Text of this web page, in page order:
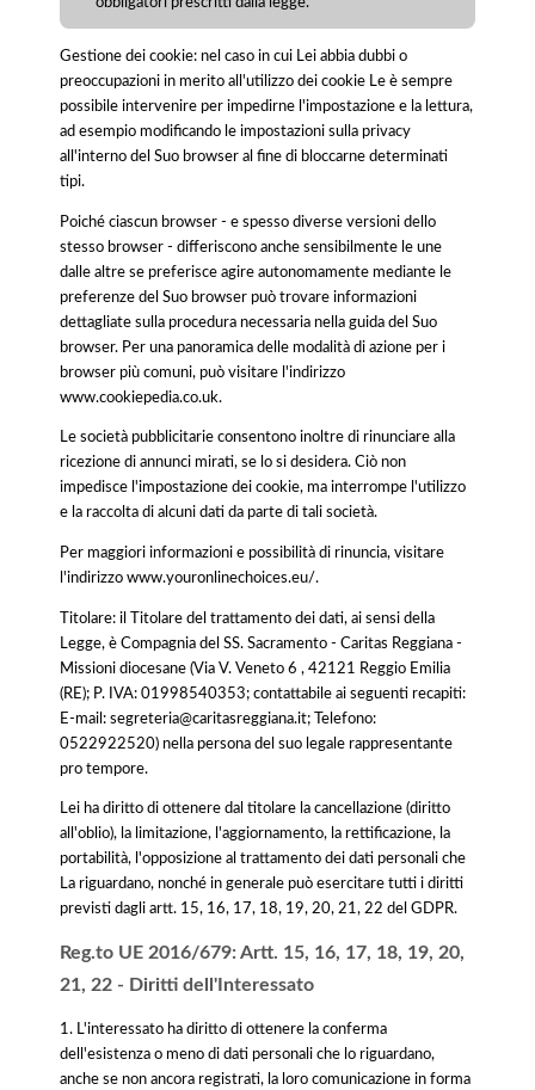
Gestione dei cookie: nel caso in cui Lei abbia dubbi o
preoccupazioni in merito all'utilizzo dei cookie Le è sempre
possibile intervenire per impedirne l'impostazione e la lettura,
ad esempio modificando le impostazioni sulla privacy
all'interno del Suo browser al fine di bloccarne determinati
tipi.
Poiché ciascun browser - e spesso diverse versioni dello
stesso browser - differiscono anche sensibilmente le une
dalle altre se preferisce agire autonomamente mediante le
preferenze del Suo browser può trovare informazioni
dettagliate sulla procedura necessaria nella guida del Suo
browser. Per una panoramica delle modalità di azione per i
browser più comuni, può visitare l'indirizzo
www.cookiepedia.co.uk.
Le società pubblicitarie consentono inoltre di rinunciare alla
ricezione di annunci mirati, se lo si desidera. Ciò non
impedisce l'impostazione dei cookie, ma interrompe l'utilizzo
e la raccolta di alcuni dati da parte di tali società.
Per maggiori informazioni e possibilità di rinuncia, visitare
l'indirizzo www.youronlinechoices.eu/.
Titolare: il Titolare del trattamento dei dati, ai sensi della
Legge, è Compagnia del SS. Sacramento - Caritas Reggiana -
Missioni diocesane (Via V. Veneto 6 , 42121 Reggio Emilia
(RE); P. IVA: 01998540353; contattabile ai seguenti recapiti:
E-mail: segreteria@caritasreggiana.it; Telefono:
0522922520) nella persona del suo legale rappresentante
pro tempore.
Lei ha diritto di ottenere dal titolare la cancellazione (diritto
all'oblio), la limitazione, l'aggiornamento, la rettificazione, la
portabilità, l'opposizione al trattamento dei dati personali che
La riguardano, nonché in generale può esercitare tutti i diritti
previsti dagli artt. 15, 16, 17, 18, 19, 20, 21, 22 del GDPR.
Reg.to UE 2016/679: Artt. 15, 16, 17, 18, 19, 20,
21, 22 - Diritti dell'Interessato
1. L'interessato ha diritto di ottenere la conferma
dell'esistenza o meno di dati personali che lo riguardano,
anche se non ancora registrati, la loro comunicazione in forma